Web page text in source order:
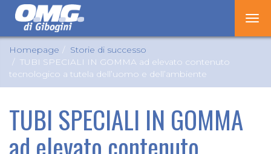
Homepage
Storie di successo
TUBI SPECIALI IN GOMMA ad elevato contenuto
tecnologico a tutela dell’uomo e dell’ambiente
TUBI SPECIALI IN GOMMA
ad elevato contenuto